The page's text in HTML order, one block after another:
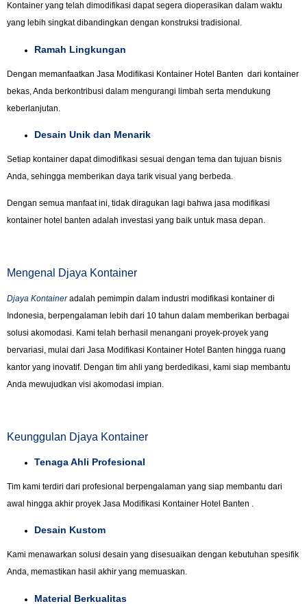
Kontainer yang telah dimodifikasi dapat segera dioperasikan dalam waktu
yang lebih singkat dibandingkan dengan konstruksi tradisional.
Ramah Lingkungan
Dengan memanfaatkan Jasa Modifikasi Kontainer Hotel Banten dari kontainer
bekas, Anda berkontribusi dalam mengurangi limbah serta mendukung
keberlanjutan.
Desain Unik dan Menarik
Setiap kontainer dapat dimodifikasi sesuai dengan tema dan tujuan bisnis
Anda, sehingga memberikan daya tarik visual yang berbeda.
Dengan semua manfaat ini, tidak diragukan lagi bahwa jasa modifikasi
kontainer hotel banten adalah investasi yang baik untuk masa depan.
Mengenal Djaya Kontainer
Djaya Kontaineradalah pemimpin dalam industri modifikasi kontainer di
Indonesia, berpengalaman lebih dari 10 tahun dalam memberikan berbagai
solusi akomodasi. Kami telah berhasil menangani proyek-proyek yang
bervariasi, mulai dari Jasa Modifikasi Kontainer Hotel Banten hingga ruang
kantor yang inovatif. Dengan tim ahli yang berdedikasi, kami siap membantu
Anda mewujudkan visi akomodasi impian.
Keunggulan Djaya Kontainer
Tenaga Ahli Profesional
Tim kami terdiri dari profesional berpengalaman yang siap membantu dari
awal hingga akhir proyek Jasa Modifikasi Kontainer Hotel Banten .
Desain Kustom
Kami menawarkan solusi desain yang disesuaikan dengan kebutuhan spesifik
Anda, memastikan hasil akhir yang memuaskan.
Material Berkualitas